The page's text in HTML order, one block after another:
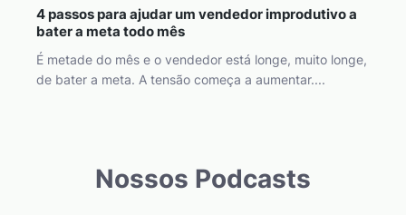
4 passos para ajudar um vendedor improdutivo a
bater a meta todo mês
É metade do mês e o vendedor está longe, muito longe,
de bater a meta. A tensão começa a aumentar....
Nossos Podcasts